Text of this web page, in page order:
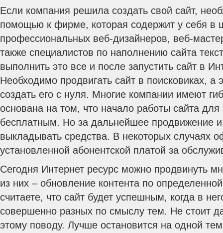
Если компания решила создать свой сайт,
помощью к фирме, которая содержит у себя в
профессиональных веб-дизайнеров, веб-
также специалистов по наполнению сайта
выполнить это все и после запустить сайт в
Необходимо продвигать сайт в поисковиках, а
создать его с нуля. Многие компании имеют
основана на том, что начало работы сайта для
бесплатным. Но за дальнейшее продвижение
выкладывать средства. В некоторых случаях
установленной абонентской платой за
Сегодня Интернет ресурс можно продвинуть
из них – обновление контента по
считаете, что сайт будет успешным, когда в
совершенно разных по смыслу тем. Не стоит
этому поводу. Лучше остановится на одной